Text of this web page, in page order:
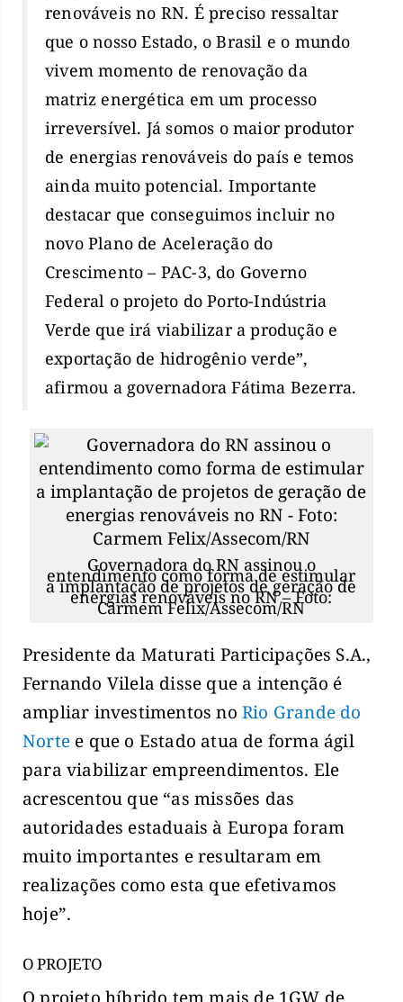
renováveis no RN. É preciso ressaltar
que o nosso Estado, o Brasil e o mundo
vivem momento de renovação da
matriz energética em um processo
irreversível. Já somos o maior produtor
de energias renováveis do país e temos
ainda muito potencial. Importante
destacar que conseguimos incluir no
novo Plano de Aceleração do
Crescimento – PAC-3, do Governo
Federal o projeto do Porto-Indústria
Verde que irá viabilizar a produção e
exportação de hidrogênio verde”,
afirmou a governadora Fátima Bezerra.
Governadora do RN assinou o
entendimento como forma de estimular
a implantação de projetos de geração de
energias renováveis no RN – Foto:
Carmem Felix/Assecom/RN
Presidente da Maturati Participações S.A.,
Fernando Vilela disse que a intenção é
ampliar investimentos no Rio Grande do
Norte e que o Estado atua de forma ágil
para viabilizar empreendimentos. Ele
acrescentou que “as missões das
autoridades estaduais à Europa foram
muito importantes e resultaram em
realizações como esta que efetivamos
hoje”.
O PROJETO